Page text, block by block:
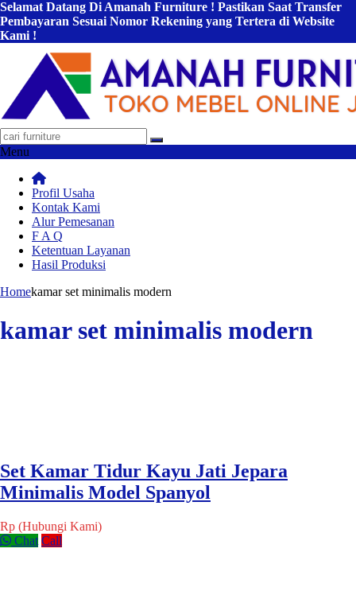
Selamat Datang Di Amanah Furniture ! Pastikan Saat Transfer
Pembayaran Sesuai Nomor Rekening yang Tertera di Website
Kami !
Menu
Profil Usaha
Kontak Kami
Alur Pemesanan
F A Q
Ketentuan Layanan
Hasil Produksi
Homekamar set minimalis modern
kamar set minimalis modern
Set Kamar Tidur Kayu Jati Jepara
Minimalis Model Spanyol
Rp (Hubungi Kami)
Chat Call